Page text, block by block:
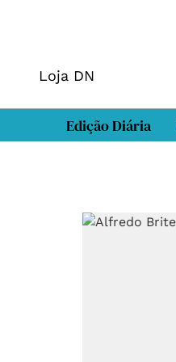
Loja DN
Edição Diária